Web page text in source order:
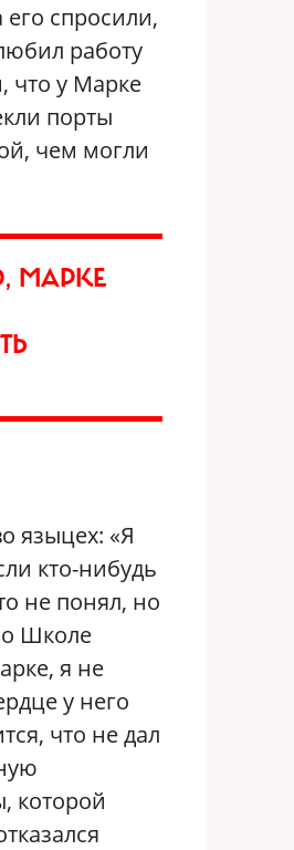
его спросили,
работу
что у Марке
порты
чем могли
МАРКЕ
языцех: «Я
кто-нибудь
не понял, но
Школе
я не
у него
что не дал
которой